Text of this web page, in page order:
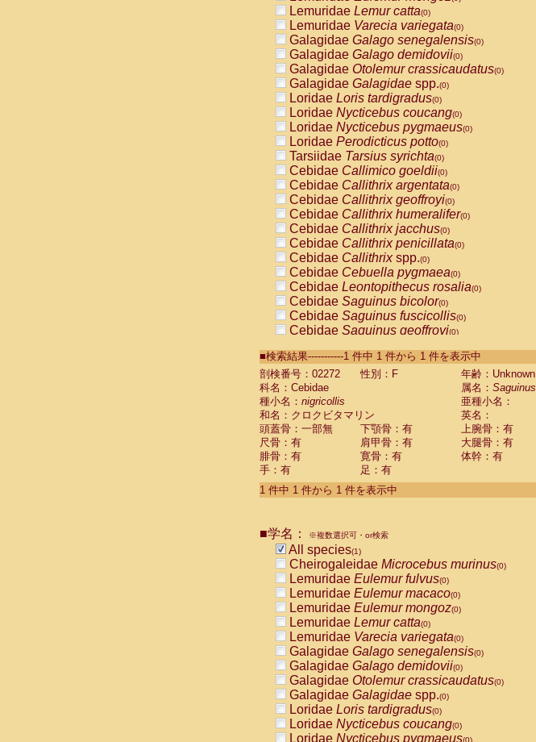
Lemuridae Lemur catta(0)
Lemuridae Varecia variegata(0)
Galagidae Galago senegalensis(0)
Galagidae Galago demidovii(0)
Galagidae Otolemur crassicaudatus(0)
Galagidae Galagidae spp.(0)
Loridae Loris tardigradus(0)
Loridae Nycticebus coucang(0)
Loridae Nycticebus pygmaeus(0)
Loridae Perodicticus potto(0)
Tarsiidae Tarsius syrichta(0)
Cebidae Callimico goeldii(0)
Cebidae Callithrix argentata(0)
Cebidae Callithrix geoffroyi(0)
Cebidae Callithrix humeralifer(0)
Cebidae Callithrix jacchus(0)
Cebidae Callithrix penicillata(0)
Cebidae Callithrixspp.(0)
Cebidae Cebuella pygmaea(0)
Cebidae Leontopithecus rosalia(0)
Cebidae Saguinus bicolor(0)
Cebidae Saguinus fuscicollis(0)
Cebidae Saguinus geoffroyi(0)
CebidaeSaguinus labiatus(0)
Cebidae Saguinus leucopus (0)
Cebidae
CebidaeSaguinus mystax
CebidaeSaguinus nigricollis (1)
Cebidae Saguinus oedipus
Cebidae Saguinus weddelli
Cebidae Saguinusspp.
Cebidae Aotus trivirgatus
Cebidae Cebus albifrons
CebidaeCebus nigrivittatus
CebidaeCebus
CebidaeSaimiri boliviensis(0)
CebidaeSaimiri sciureus(0)
AtelidaeAlouatta caraya(0)
AtelidaeAlouatta fusca(0)
AtelidaeAlouatta seniculus
AtelidaeAlouattaspp.(0)
AtelidaeAteles belzebuth(0)
AtelidaeAteles geoffroyi(0)
AtelidaeAteles paniscus(0)
AtelidaeAtelesspp.(0)
Atelidae Lagothrix lagothricha
AtelidaeLagothrix lagothricha cana
PitheciidaeCacajao calvus rubicundus
■検索結果-----------1 件中 1 件から 1 件を表示中
剖検番号：02272
性別：F
年齢：Unknown
科名：Cebidae
属名： Saguinus
種小名： nigricollis
亜種小名：
和名：クロクビタマリン
英名：
頭蓋骨：一部無
下顎骨：有 上腕骨：有
尺骨：有
肩甲骨：有 大腿骨：有
腓骨：有
寛骨：有
体幹：有
手：有
足：有
1 件中 1 件から 1 件を表示中
■学名： ※複数選択可・or検索
All species(1)
Cheirogaleidae Microcebus murinus(0)
Lemuridae Eulemur fulvus(0)
Lemuridae Eulemur macaco(0)
Lemuridae Eulemur mongoz(0)
Lemuridae Lemur catta(0)
Lemuridae Varecia variegata(0)
Galagidae Galago senegalensis(0)
Galagidae Galago demidovii(0)
Galagidae Otolemur crassicaudatus(0)
Galagidae Galagidae spp.(0)
Loridae Loris tardigradus(0)
Loridae Nycticebus coucang(0)
Loridae Nycticebus pygmaeus(0)